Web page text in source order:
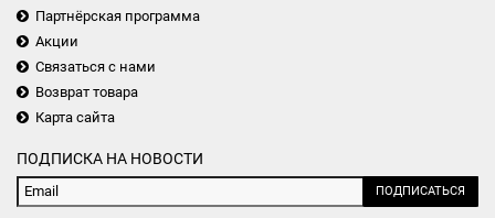
Партнёрская программа
Акции
Связаться с нами
Возврат товара
Карта сайта
ПОДПИСКА НА НОВОСТИ
ПОДПИСАТЬСЯ